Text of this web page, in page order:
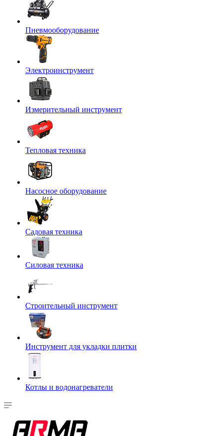
Пневмооборудование
Электроинструмент
Измерительный инструмент
Тепловая техника
Насосное оборудование
Садовая техника
Силовая техника
Строительный инструмент
Инструмент для укладки плитки
Котлы и водонагреватели